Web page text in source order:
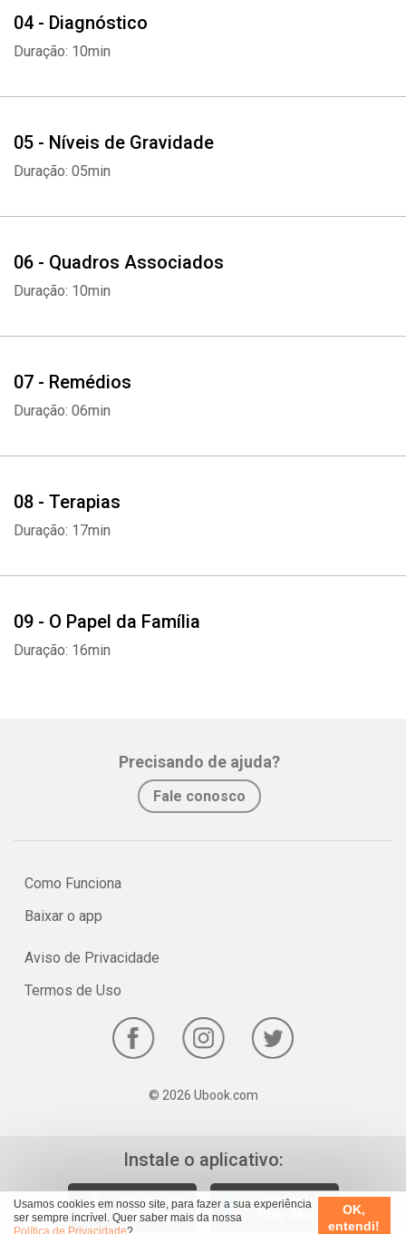
Usamos cookies em nosso site, para fazer a sua experiência
ser sempre incrível. Quer saber mais da nossa
Política de Privacidade?
OK,
entendi!
04 - Diagnóstico
Duração: 10min
05 - Níveis de Gravidade
Duração: 05min
06 - Quadros Associados
Duração: 10min
07 - Remédios
Duração: 06min
08 - Terapias
Duração: 17min
09 - O Papel da Família
Duração: 16min
Precisando de ajuda?
Fale conosco
Como Funciona
Baixar o app
Aviso de Privacidade
Termos de Uso
© 2026 Ubook.com
Instale o aplicativo: